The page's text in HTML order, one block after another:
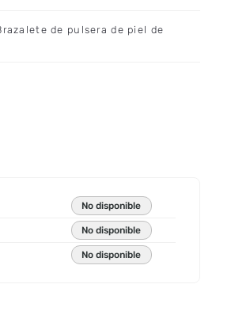
de pulsera de piel de
No disponible
No disponible
No disponible